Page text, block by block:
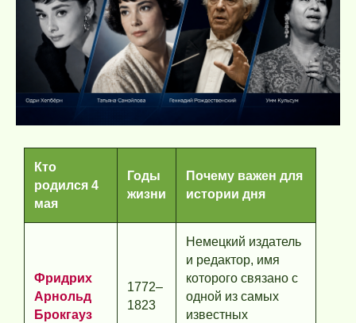
Кто
родился 4
мая
Годы
жизни
Почему важен для
истории дня
Фридрих
Арнольд
Брокгауз
1772–
1823
Немецкий издатель
и редактор, имя
которого связано с
одной из самых
известных